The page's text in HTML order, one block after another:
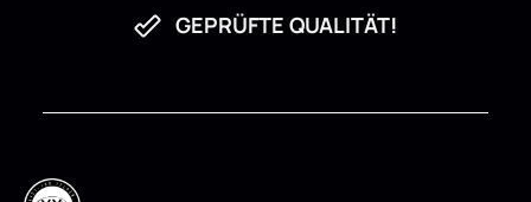
GEPRÜFTE QUALITÄT!